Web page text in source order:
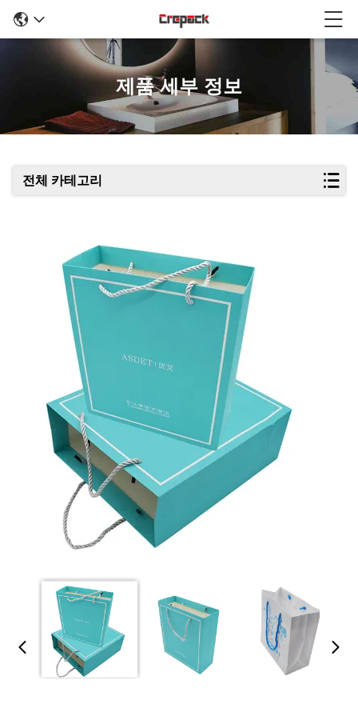
제품 세부 정보
전체 카테고리